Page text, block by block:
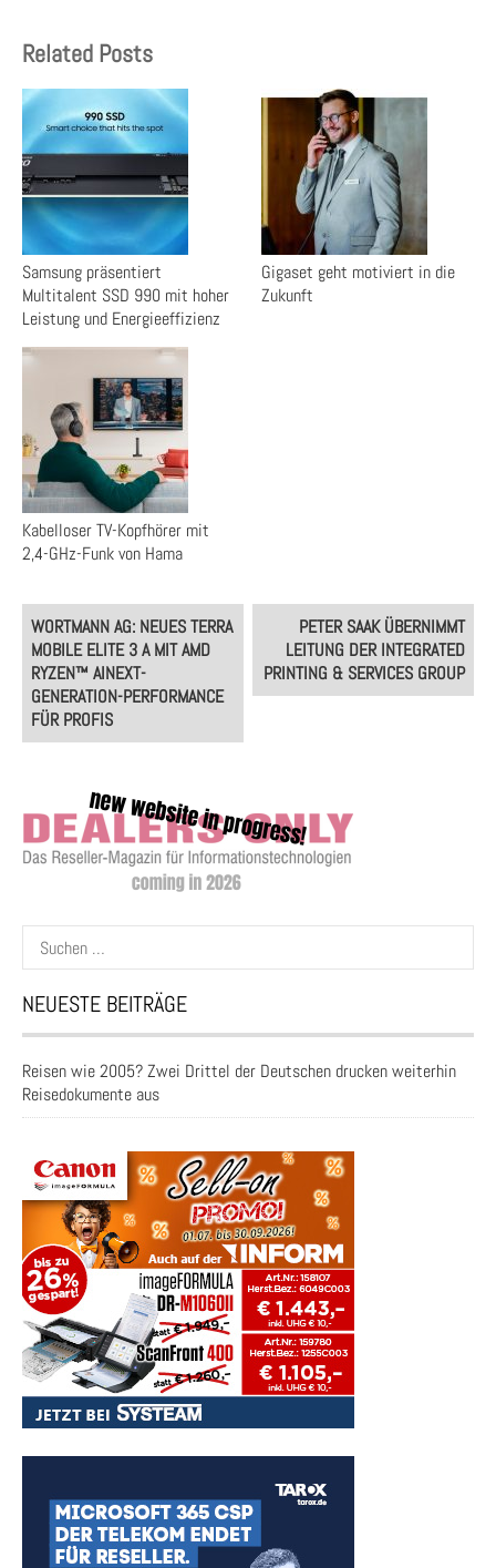
Related Posts
Samsung präsentiert
Multitalent SSD 990 mit hoher
Leistung und Energieeffizienz
Gigaset geht motiviert in die
Zukunft
Kabelloser TV-Kopfhörer mit
2,4-GHz-Funk von Hama
Post
navigation
WORTMANN AG: NEUES TERRA
MOBILE ELITE 3 A MIT AMD
RYZEN™ AINEXT-
GENERATION-PERFORMANCE
FÜR PROFIS
PETER SAAK ÜBERNIMMT
LEITUNG DER INTEGRATED
PRINTING & SERVICES GROUP
Suchen
nach:
NEUESTE BEITRÄGE
Reisen wie 2005? Zwei Drittel der Deutschen drucken weiterhin
Reisedokumente aus